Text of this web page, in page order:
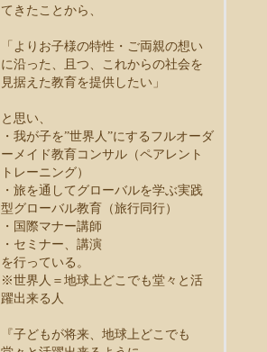
てきたことから、
「よりお子様の特性・ご両親の想い
に沿った、且つ、これからの社会を
見据えた教育を提供したい」
と思い、
・我が子を”世界人”にするフルオーダ
ーメイド教育コンサル（ペアレント
トレーニング）
・旅を通してグローバルを学ぶ実践
型グローバル教育（旅行同行）
・国際マナー講師
・セミナー、講演
を行っている。
※世界人＝地球上どこでも堂々と活
躍出来る人
『子どもが将来、地球上どこでも